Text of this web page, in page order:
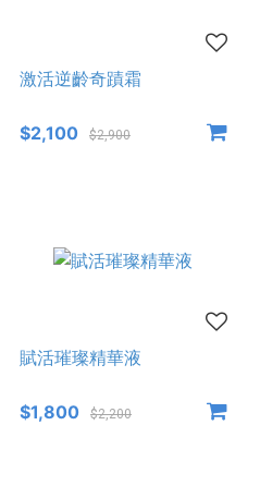
激活逆齡奇蹟霜
$2,100 $2,900
賦活璀璨精華液
$1,800 $2,200